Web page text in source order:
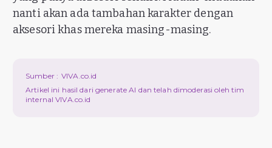
nanti akan ada tambahan karakter dengan
aksesori khas mereka masing-masing.
Sumber : VIVA.co.id
Artikel ini hasil dari generate AI dan telah dimoderasi oleh tim
internal VIVA.co.id